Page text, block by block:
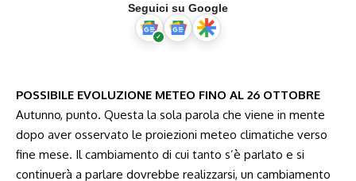
Seguici su Google
POSSIBILE EVOLUZIONE METEO FINO AL 26 OTTOBRE
Autunno, punto. Questa la sola parola che viene in mente
dopo aver osservato le proiezioni meteo climatiche verso
fine mese. Il cambiamento di cui tanto s’è parlato e si
continuerà a parlare dovrebbe realizzarsi, un cambiamento